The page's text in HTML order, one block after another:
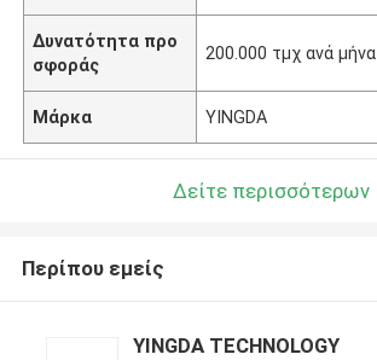
Δυνατότητα προ
σφοράς
200.000 τμχ ανά μήνα
Μάρκα YINGDA
Δείτε περισσότερων
Περίπου εμείς
YINGDA TECHNOLOGY